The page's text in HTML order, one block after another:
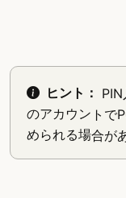
ヒント：
のアカウントで
められる場合が